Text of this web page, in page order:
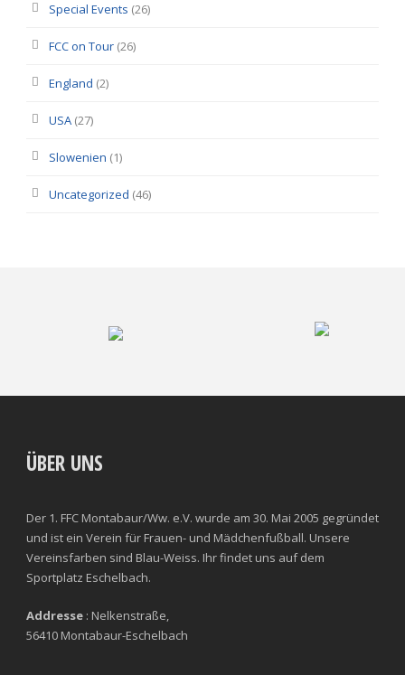
Special Events (26)
FCC on Tour (26)
England (2)
USA (27)
Slowenien (1)
Uncategorized (46)
ÜBER UNS
Der 1. FFC Montabaur/Ww. e.V. wurde am 30. Mai 2005 gegründet
und ist ein Verein für Frauen- und Mädchenfußball. Unsere
Vereinsfarben sind Blau-Weiss. Ihr findet uns auf dem
Sportplatz Eschelbach.
Addresse : Nelkenstraße,
56410 Montabaur-Eschelbach